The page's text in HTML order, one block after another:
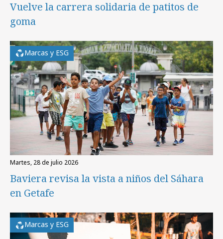
Vuelve la carrera solidaria de patitos de
goma
Marcas y ESG
martes, 28 de julio 2026
Baviera revisa la vista a niños del Sáhara
en Getafe
Marcas y ESG